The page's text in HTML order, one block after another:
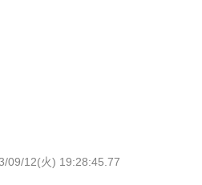
09/12(火) 19:28:45.77